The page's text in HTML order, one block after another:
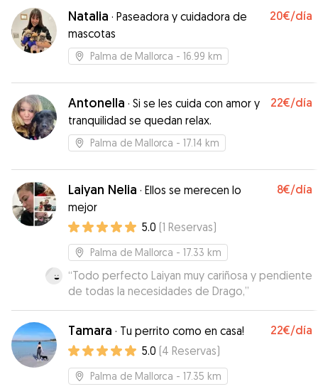
BUENA PROFESIONAL Y EDUCADA.
informada a cada rato, le ha dado largos paseos
y se ha preocupado por él. La recomiendo 100 x
100”
Natalia · Paseadora y cuidadora de
mascotas
20€/día
Palma de Mallorca - 16.99 km
Antonella · Si se les cuida con amor y
tranquilidad se quedan relax.
22€/día
Palma de Mallorca - 17.14 km
Laiyan Nelia · Ellos se merecen lo
mejor
8€/día
5.0 (1 Reservas)
Palma de Mallorca - 17.33 km
“Todo perfecto Laiyan muy cariñosa y pendiente
de todas la necesidades de Drago,”
Tamara · Tu perrito como en casa! 22€/día
5.0 (4 Reservas)
Palma de Mallorca - 17.35 km